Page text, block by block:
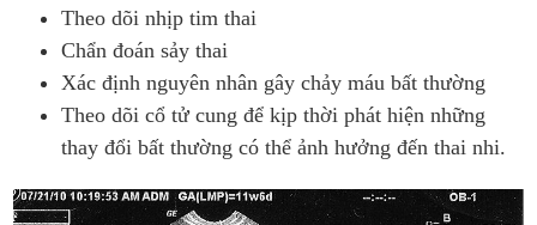
Theo dõi nhịp tim thai
Chẩn đoán sảy thai
Xác định nguyên nhân gây chảy máu bất thường
Theo dõi cổ tử cung để kịp thời phát hiện những
thay đổi bất thường có thể ảnh hưởng đến thai nhi.